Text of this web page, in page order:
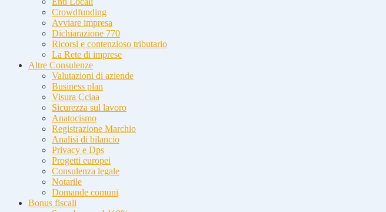
Crowdfunding
Avviare impresa
Dichiarazione 770
Ricorsi e contenzioso tributario
La Rete di imprese
Altre Consulenze
Valutazioni di aziende
Business plan
Visura Cciaa
Sicurezza sul lavoro
Anatocismo
Registrazione Marchio
Analisi di bilancio
Privacy e Dps
Progetti europei
Consulenza legale
Notarile
Domande comuni
Bonus fiscali